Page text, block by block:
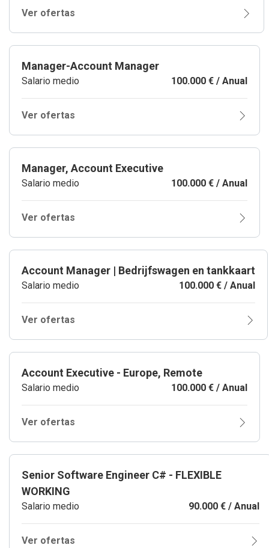
Ver ofertas
Manager-Account Manager
Salario medio 100.000 € / Anual
Ver ofertas
Manager, Account Executive
Salario medio 100.000 € / Anual
Ver ofertas
Account Manager | Bedrijfswagen en tankkaart
Salario medio 100.000 € / Anual
Ver ofertas
Account Executive - Europe, Remote
Salario medio 100.000 € / Anual
Ver ofertas
Senior Software Engineer C# - FLEXIBLE
WORKING
Salario medio 90.000 € / Anual
Ver ofertas